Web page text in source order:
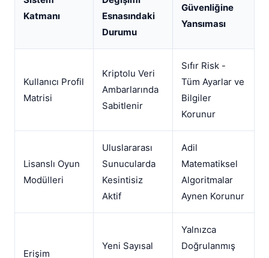
Katmanı
Esnasındaki
Durumu
Güvenliğine
Yansıması
Kullanıcı Profil
Matrisi
Kriptolu Veri
Ambarlarında
Sabitlenir
Sıfır Risk -
Tüm Ayarlar ve
Bilgiler
Korunur
Lisanslı Oyun
Modülleri
Uluslararası
Sunucularda
Kesintisiz
Aktif
Adil
Matematiksel
Algoritmalar
Aynen Korunur
Erişim
Yeni Sayısal
Yalnızca
Doğrulanmış